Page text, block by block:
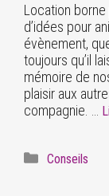
Location
d’idées pour
évènement,
toujours qu’il
mémoire de
plaisir aux
compagnie. …
Conseils